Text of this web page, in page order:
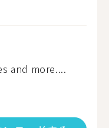
and more....